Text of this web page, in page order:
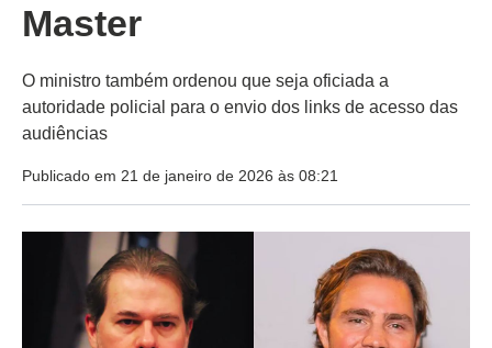
Master
O ministro também ordenou que seja oficiada a
autoridade policial para o envio dos links de acesso das
audiências
Publicado em 21 de janeiro de 2026 às 08:21